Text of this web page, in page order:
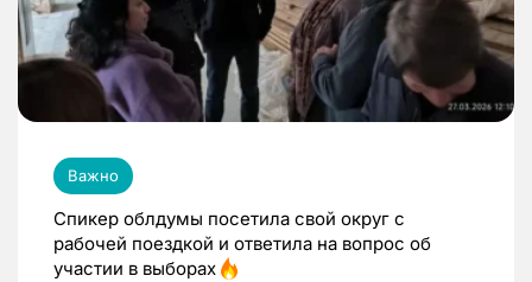
Важно
Спикер облдумы посетила свой округ с
рабочей поездкой и ответила на вопрос об
участии в выборах